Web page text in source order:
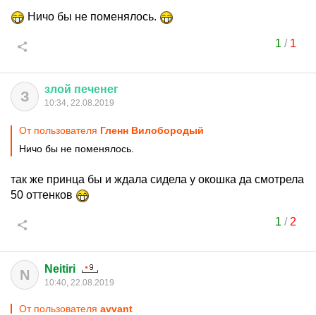
Ничо бы не поменялось.
1 / 1
З злой печенег
10:34, 22.08.2019
От пользователя Гленн Вилобородый
Ничо бы не поменялось.
так же принца бы и ждала сидела у окошка да смотрела
50 оттенков
1 / 2
N Neitiri
10:40, 22.08.2019
От пользователя avvant